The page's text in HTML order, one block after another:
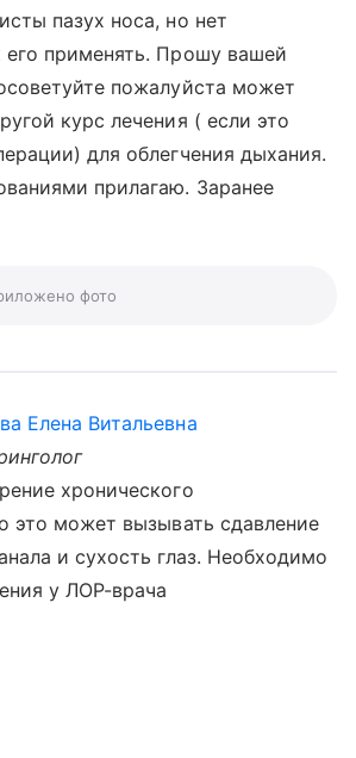
пазух носа, но нет
применять. Прошу вашей
пожалуйста может
курс лечения ( если это
для облегчения дыхания.
прилагаю. Заранее
фото
Елена Витальевна
хронического
это может вызывать сдавление
и сухость глаз. Необходимо
у ЛОР-врача